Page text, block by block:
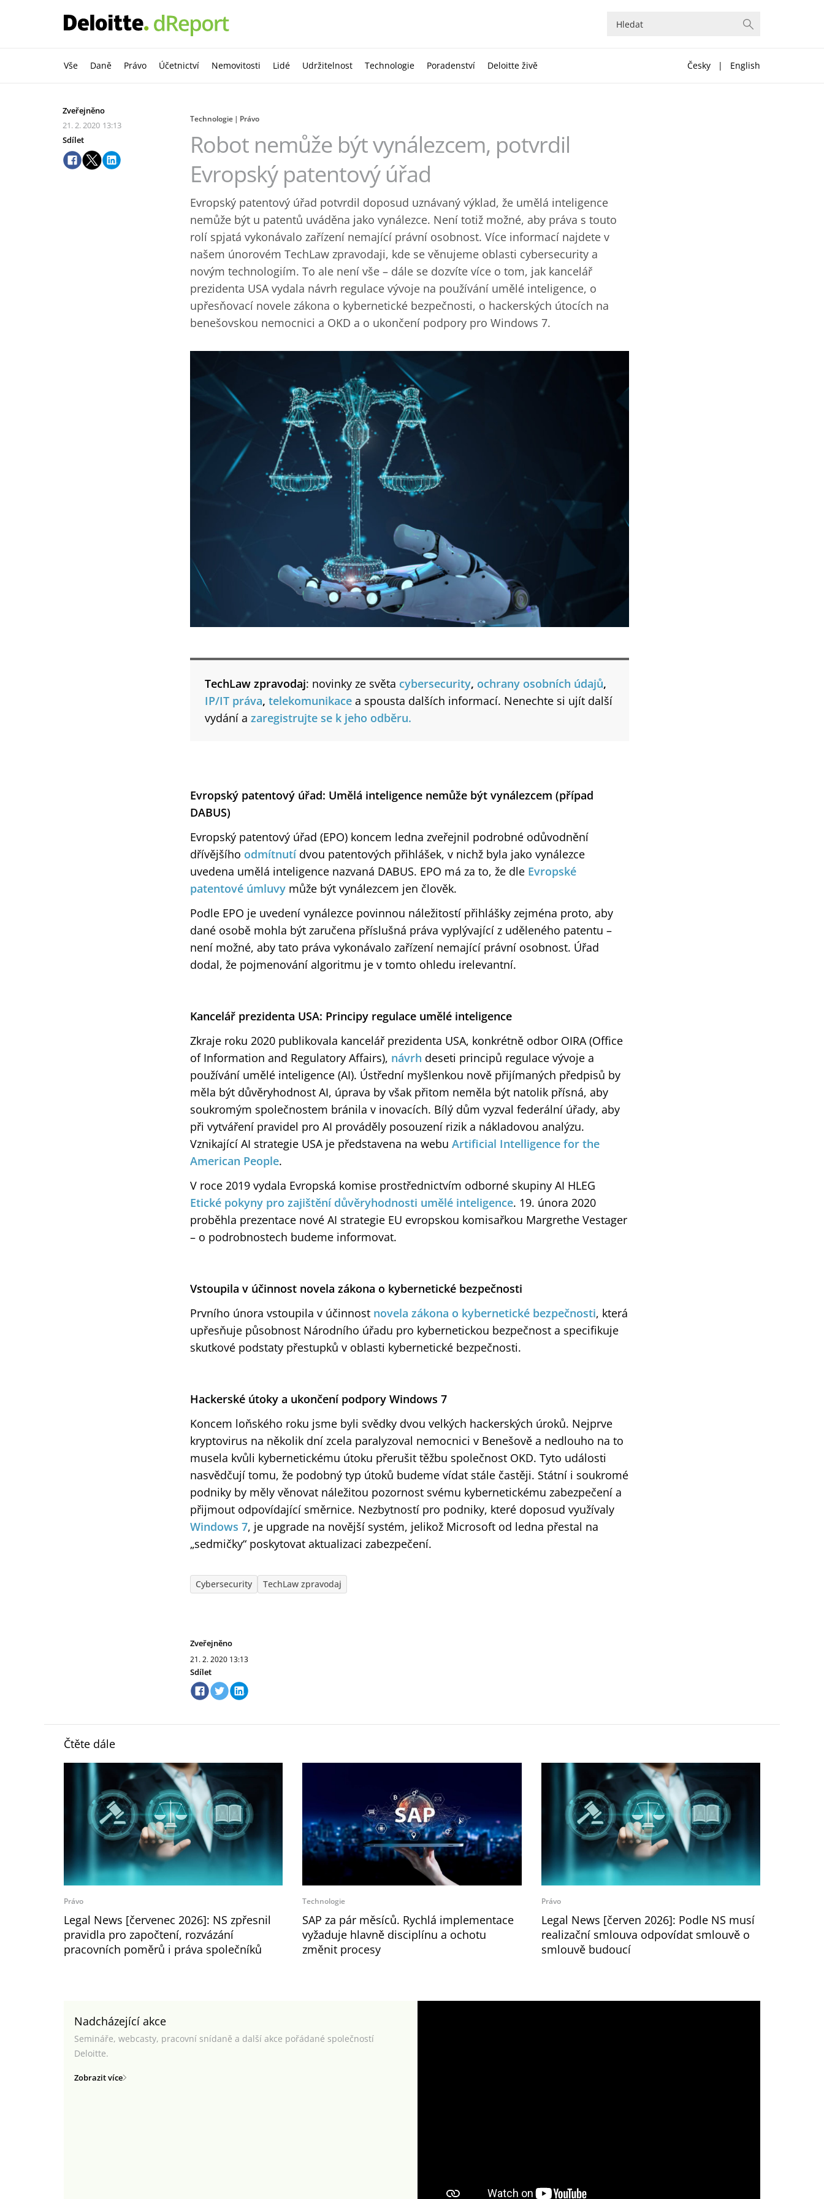
Vše Daně Právo Účetnictví Nemovitosti Lidé Udržitelnost Technologie Poradenství Deloitte živě Česky | English
Zveřejněno
21. 2. 2020 13:13
Sdílet
Technologie Právo
Robot nemůže být vynálezcem, potvrdil
Evropský patentový úřad
Evropský patentový úřad potvrdil doposud uznávaný výklad, že umělá inteligence
nemůže být u patentů uváděna jako vynálezce. Není totiž možné, aby práva s touto
rolí spjatá vykonávalo zařízení nemající právní osobnost. Více informací najdete v
našem únorovém TechLaw zpravodaji, kde se věnujeme oblasti cybersecurity a
novým technologiím. To ale není vše – dále se dozvíte více o tom, jak kancelář
prezidenta USA vydala návrh regulace vývoje na používání umělé inteligence, o
upřesňovací novele zákona o kybernetické bezpečnosti, o hackerských útocích na
benešovskou nemocnici a OKD a o ukončení podpory pro Windows 7.
TechLaw zpravodaj: novinky ze světa cybersecurity, ochrany osobních údajů,
IP/IT práva, telekomunikace a spousta dalších informací. Nenechte si ujít další
vydání a zaregistrujte se k jeho odběru.
Evropský patentový úřad: Umělá inteligence nemůže být vynálezcem (případ
DABUS)
Evropský patentový úřad (EPO) koncem ledna zveřejnil podrobné odůvodnění
dřívějšího odmítnutídvou patentových přihlášek, v nichž byla jako vynálezce
uvedena umělá inteligence nazvaná DABUS. EPO má za to, že dle Evropské
patentové úmluvy může být vynálezcem jen člověk.
Podle EPO je uvedení vynálezce povinnou náležitostí přihlášky zejména proto, aby
dané osobě mohla být zaručena příslušná práva vyplývající z uděleného patentu –
není možné, aby tato práva vykonávalo zařízení nemající právní osobnost. Úřad
dodal, že pojmenování algoritmu je v tomto ohledu irelevantní.
Kancelář prezidenta USA: Principy regulace umělé inteligence
Zkraje roku 2020 publikovala kancelář prezidenta USA, konkrétně odbor OIRA (Office
of Information and Regulatory Affairs), návrh deseti principů regulace vývoje a
používání umělé inteligence (AI). Ústřední myšlenkou nově přijímaných předpisů by
měla být důvěryhodnost AI, úprava by však přitom neměla být natolik přísná, aby
soukromým společnostem bránila v inovacích. Bílý dům vyzval federální úřady, aby
při vytváření pravidel pro AI prováděly posouzení rizik a nákladovou analýzu.
Vznikající AI strategie USA je představena na webu Artificial Intelligence for the
American People.
V roce 2019 vydala Evropská komise prostřednictvím odborné skupiny AI HLEG
Etické pokyny pro zajištění důvěryhodnosti umělé inteligence. 19. února 2020
proběhla prezentace nové AI strategie EU evropskou komisařkou Margrethe Vestager
– o podrobnostech budeme informovat.
Vstoupila v účinnost novela zákona o kybernetické bezpečnosti
Prvního února vstoupila v účinnost novela zákona o kybernetické bezpečnosti, která
upřesňuje působnost Národního úřadu pro kybernetickou bezpečnost a specifikuje
skutkové podstaty přestupků v oblasti kybernetické bezpečnosti.
Hackerské útoky a ukončení podpory Windows 7
Koncem loňského roku jsme byli svědky dvou velkých hackerských úroků. Nejprve
kryptovirus na několik dní zcela paralyzoval nemocnici v Benešově a nedlouho na to
musela kvůli kybernetickému útoku přerušit těžbu společnost OKD. Tyto události
nasvědčují tomu, že podobný typ útoků budeme vídat stále častěji. Státní i soukromé
podniky by měly věnovat náležitou pozornost svému kybernetickému zabezpečení a
přijmout odpovídající směrnice. Nezbytností pro podniky, které doposud využívaly
Windows 7, je upgrade na novější systém, jelikož Microsoft od ledna přestal na
„sedmičky“ poskytovat aktualizaci zabezpečení.
Cybersecurity TechLaw zpravodaj
Zveřejněno
21. 2. 2020 13:13
Sdílet
Čtěte dále
Právo
Legal News [červenec 2026]: NS zpřesnil
pravidla pro započtení, rozvázání
pracovních poměrů i práva společníků
Technologie
SAP za pár měsíců. Rychlá implementace
vyžaduje hlavně disciplínu a ochotu
změnit procesy
Právo
Legal News [červen 2026]: Podle NS musí
realizační smlouva odpovídat smlouvě o
smlouvě budoucí
Nadcházející akce
Semináře, webcasty, pracovní snídaně a další akce pořádané společností
Deloitte.
Zobrazit více